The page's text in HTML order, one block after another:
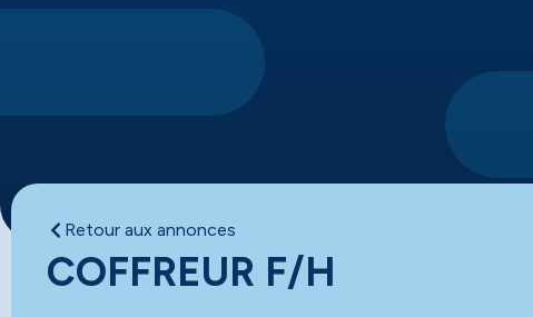
Retour aux annonces
COFFREUR F/H